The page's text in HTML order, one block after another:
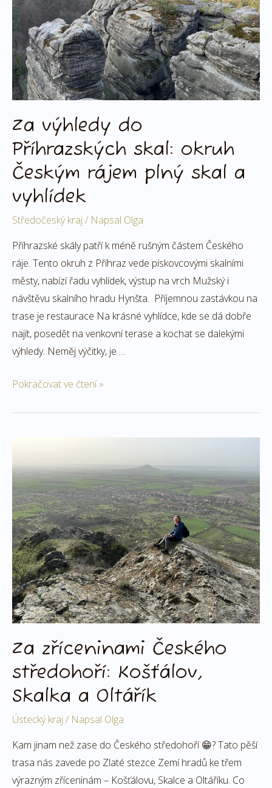
Za výhledy do
Příhrazských skal: okruh
Českým rájem plný skal a
vyhlídek
Středočeský kraj/ Napsal Olga
Příhrazské skály patří k méně rušným částem Českého
ráje. Tento okruh z Příhraz vede pískovcovými skalními
městy, nabízí řadu vyhlídek, výstup na vrch Mužský i
návštěvu skalního hradu Hynšta. Příjemnou zastávkou na
trase je restaurace Na krásné vyhlídce, kde se dá dobře
najít, posedět na venkovní terase a kochat se dalekými
výhledy. Neměj výčitky, je …
okruh
Českým
rájem
plný
skal
a
Pokračovat ve čtení »
Za zříceninami Českého
středohoří: Košťálov,
Skalka a Oltářík
Ústecký kraj/ Napsal Olga
Kam jinam než zase do Českého středohoří 😁? Tato pěší
trasa nás zavede po Zlaté stezce Zemí hradů ke třem
výrazným zříceninám – Košťálovu, Skalce a Oltáříku. Co
zříceninami
Českého
středohoří:
Košťálov,
Skalka
a
Oltářík